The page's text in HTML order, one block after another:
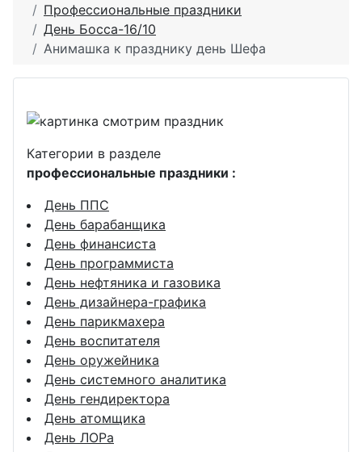
Профессиональные праздники
День Босса-16/10
Анимашка к празднику день Шефа
Категории в разделе
профессиональные праздники :
День ППС
День барабанщика
День финансиста
День программиста
День нефтяника и газовика
День дизайнера-графика
День парикмахера
День воспитателя
День оружейника
День системного аналитика
День гендиректора
День атомщика
День ЛОРа